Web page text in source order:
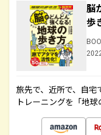
脳
歩
旅先で、近所で、自
トレーニングを「地